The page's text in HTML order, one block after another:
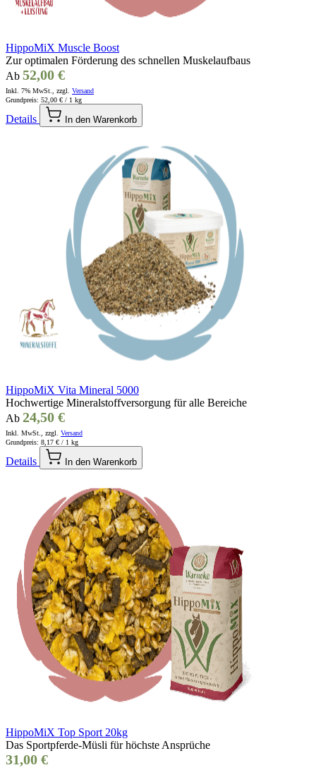
HippoMiX Muscle Boost
Zur optimalen Förderung des schnellen Muskelaufbaus
Ab 52,00 €
Inkl. 7% MwSt., zzgl. Versand
Grundpreis: 52,00 € / 1 kg
Details In den Warenkorb
HippoMiX Vita Mineral 5000
Hochwertige Mineralstoffversorgung für alle Bereiche
Ab 24,50 €
Inkl. MwSt., zzgl. Versand
Grundpreis: 8,17 € / 1 kg
Details In den Warenkorb
HippoMiX Top Sport 20kg
Das Sportpferde-Müsli für höchste Ansprüche
31,00 €